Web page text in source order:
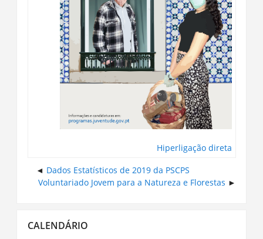
Hiperligação direta
Dados Estatísticos de 2019 da PSCPS
Voluntariado Jovem para a Natureza e Florestas
Calendário
CALENDÁRIO